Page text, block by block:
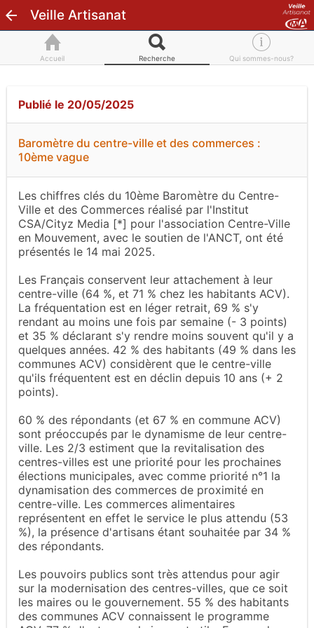
Veille Artisanat
Accueil Recherche Qui sommes-nous?
Publié le 20/05/2025
Baromètre du centre-ville et des commerces :
10ème vague
Les chiffres clés du 10ème Baromètre du Centre-
Ville et des Commerces réalisé par l'Institut
CSA/Cityz Media [*] pour l'association Centre-Ville
en Mouvement, avec le soutien de l'ANCT, ont été
présentés le 14 mai 2025.
Les Français conservent leur attachement à leur
centre-ville (64 %, et 71 % chez les habitants ACV).
La fréquentation est en léger retrait, 69 % s'y
rendant au moins une fois par semaine (- 3 points)
et 35 % déclarant s'y rendre moins souvent qu'il y a
quelques années. 42 % des habitants (49 % dans les
communes ACV) considèrent que le centre-ville
qu'ils fréquentent est en déclin depuis 10 ans (+ 2
points).
60 % des répondants (et 67 % en commune ACV)
sont préoccupés par le dynamisme de leur centre-
ville. Les 2/3 estiment que la revitalisation des
centres-villes est une priorité pour les prochaines
élections municipales, avec comme priorité n°1 la
dynamisation des commerces de proximité en
centre-ville. Les commerces alimentaires
représentent en effet le service le plus attendu (53
%), la présence d'artisans étant souhaitée par 34 %
des répondants.
Les pouvoirs publics sont très attendus pour agir
sur la modernisation des centres-villes, que ce soit
les maires ou le gouvernement. 55 % des habitants
des communes ACV connaissent le programme